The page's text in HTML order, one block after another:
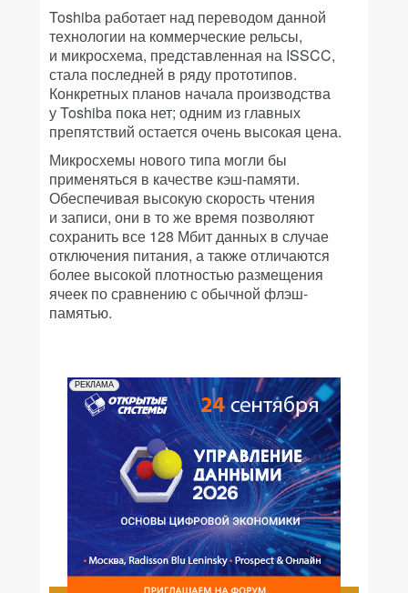
Toshiba работает над переводом данной
технологии на коммерческие рельсы,
и микросхема, представленная на ISSCC,
стала последней в ряду прототипов.
Конкретных планов начала производства
у Toshiba пока нет; одним из главных
препятствий остается очень высокая цена.
Микросхемы нового типа могли бы
применяться в качестве кэш-памяти.
Обеспечивая высокую скорость чтения
и записи, они в то же время позволяют
сохранить все 128 Мбит данных в случае
отключения питания, а также отличаются
более высокой плотностью размещения
ячеек по сравнению с обычной флэш-
памятью.
РЕКЛАМА